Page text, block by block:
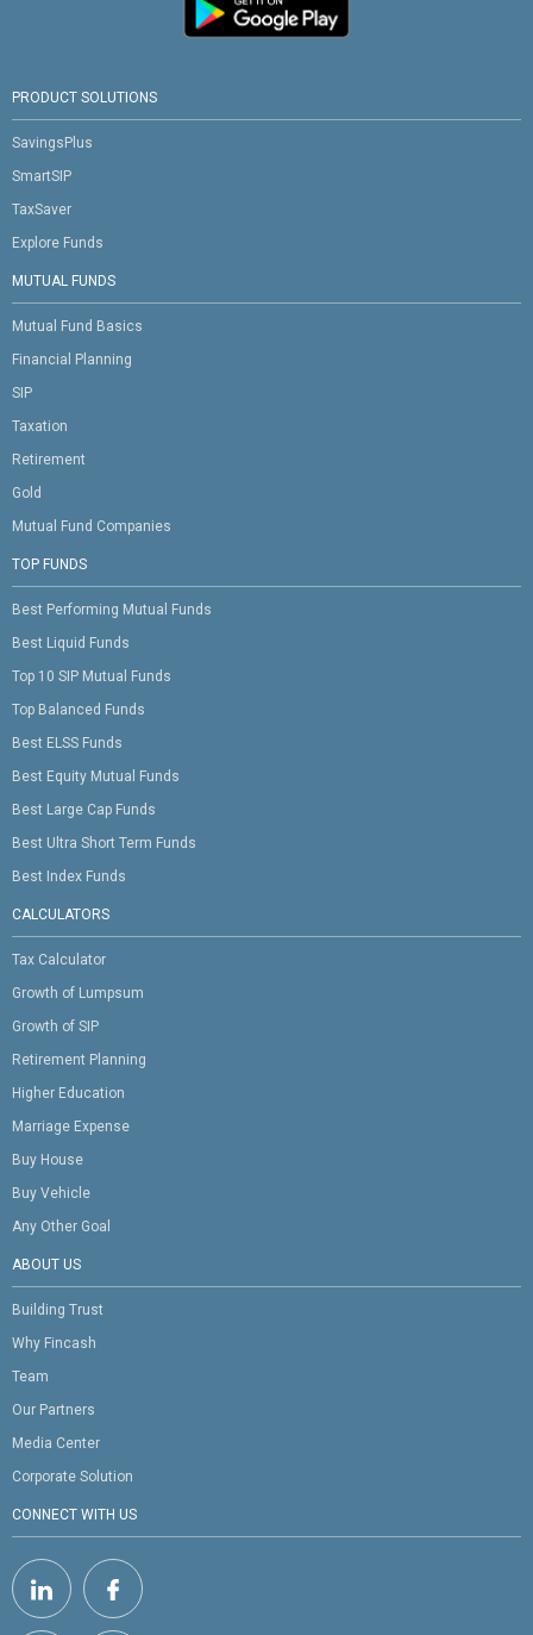
PRODUCT SOLUTIONS
SavingsPlus
SmartSIP
TaxSaver
Explore Funds
MUTUAL FUNDS
Mutual Fund Basics
Financial Planning
SIP
Taxation
Retirement
Gold
Mutual Fund Companies
TOP FUNDS
Best Performing Mutual Funds
Best Liquid Funds
Top 10 SIP Mutual Funds
Top Balanced Funds
Best ELSS Funds
Best Equity Mutual Funds
Best Large Cap Funds
Best Ultra Short Term Funds
Best Index Funds
CALCULATORS
Tax Calculator
Growth of Lumpsum
Growth of SIP
Retirement Planning
Higher Education
Marriage Expense
Buy House
Buy Vehicle
Any Other Goal
ABOUT US
Building Trust
Why Fincash
Team
Our Partners
Media Center
Corporate Solution
CONNECT WITH US